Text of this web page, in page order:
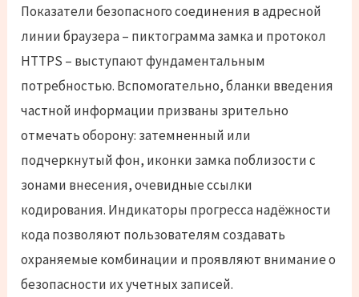
Показатели безопасного соединения в адресной
линии браузера – пиктограмма замка и протокол
HTTPS – выступают фундаментальным
потребностью. Вспомогательно, бланки введения
частной информации призваны зрительно
отмечать оборону: затемненный или
подчеркнутый фон, иконки замка поблизости с
зонами внесения, очевидные ссылки
кодирования. Индикаторы прогресса надёжности
кода позволяют пользователям создавать
охраняемые комбинации и проявляют внимание о
безопасности их учетных записей.